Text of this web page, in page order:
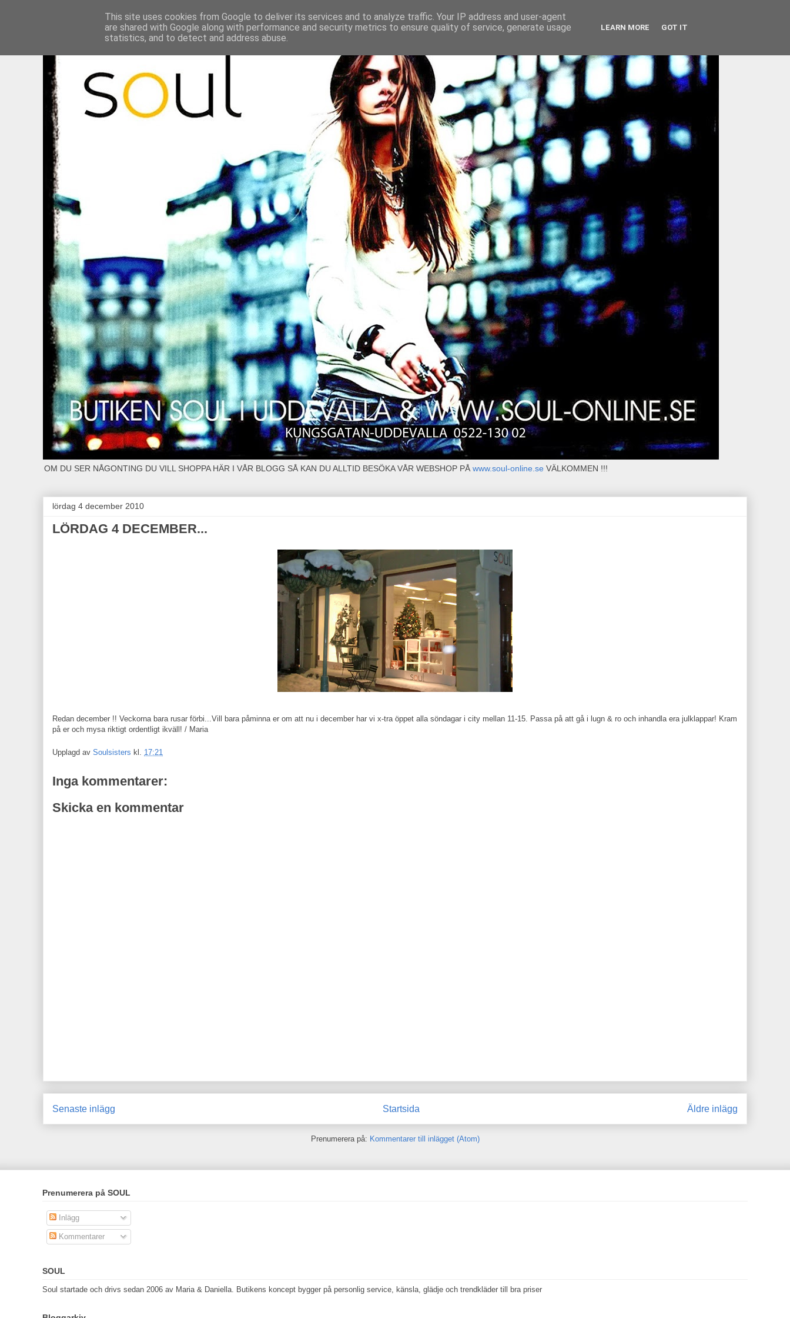
OM DU SER NÅGONTING DU VILL SHOPPA HÄR I VÅR BLOGG SÅ KAN DU ALLTID BESÖKA VÅR WEBSHOP PÅ www.soul-online.se VÄLKOMMEN !!!
lördag 4 december 2010
LÖRDAG 4 DECEMBER...
Redan december !! Veckorna bara rusar förbi...Vill bara påminna er om att nu i december har vi x-tra öppet alla söndagar i city mellan 11-15. Passa på att gå i lugn & ro och inhandla era julklappar! Kram
på er och mysa riktigt ordentligt ikväll! / Maria
Upplagd av Soulsisters kl. 17:21
Inga kommentarer:
Skicka en kommentar
Senaste inlägg Äldre inlägg
Startsida
Prenumerera på: Kommentarer till inlägget (Atom)
Prenumerera på SOUL
Inlägg
Kommentarer
SOUL
Soul startade och drivs sedan 2006 av Maria & Daniella. Butikens koncept bygger på personlig service, känsla, glädje och trendkläder till bra priser
This site uses cookies from Google to deliver its services and to analyze traffic. Your IP address and user-agent
are shared with Google along with performance and security metrics to ensure quality of service, generate usage
statistics, and to detect and address abuse.
LEARN MORE GOT IT